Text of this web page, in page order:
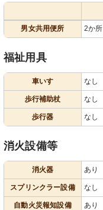
男女共用便所 2か所
福祉用具
車いす なし
歩行補助杖 なし
歩行器 なし
消火設備等
消火器 あり
スプリンクラー設備 なし
自動火災報知設備 あり